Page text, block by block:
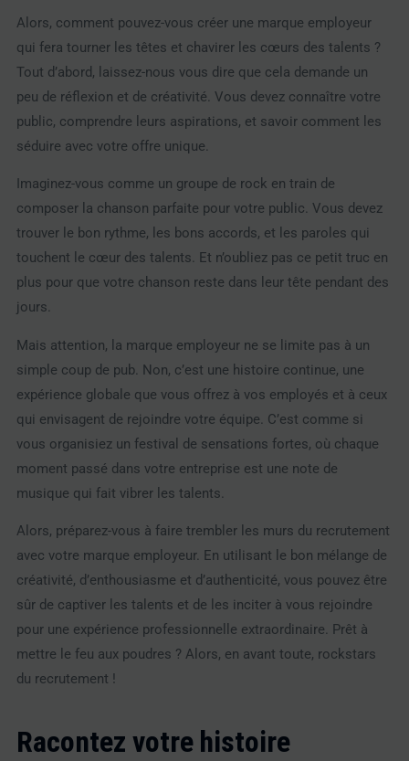
Alors, comment pouvez-vous créer une marque employeur
qui fera tourner les têtes et chavirer les cœurs des talents ?
Tout d’abord, laissez-nous vous dire que cela demande un
peu de réflexion et de créativité. Vous devez connaître votre
public, comprendre leurs aspirations, et savoir comment les
séduire avec votre offre unique.
Imaginez-vous comme un groupe de rock en train de
composer la chanson parfaite pour votre public. Vous devez
trouver le bon rythme, les bons accords, et les paroles qui
touchent le cœur des talents. Et n’oubliez pas ce petit truc en
plus pour que votre chanson reste dans leur tête pendant des
jours.
Mais attention, la marque employeur ne se limite pas à un
simple coup de pub. Non, c’est une histoire continue, une
expérience globale que vous offrez à vos employés et à ceux
qui envisagent de rejoindre votre équipe. C’est comme si
vous organisiez un festival de sensations fortes, où chaque
moment passé dans votre entreprise est une note de
musique qui fait vibrer les talents.
Alors, préparez-vous à faire trembler les murs du recrutement
avec votre marque employeur. En utilisant le bon mélange de
créativité, d’enthousiasme et d’authenticité, vous pouvez être
sûr de captiver les talents et de les inciter à vous rejoindre
pour une expérience professionnelle extraordinaire. Prêt à
mettre le feu aux poudres ? Alors, en avant toute, rockstars
du recrutement !
Racontez votre histoire